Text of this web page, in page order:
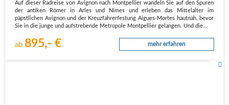
Auf dieser Radreise von Avignon nach Montpellier wandeln Sie auf den Spuren
der antiken Römer in Arles und Nîmes und erleben das Mittelalter im
päpstlichen Avignon und der Kreuzfahrerfestung Aigues-Mortes hautnah, bevor
Sie in die junge und aufstrebende Metropole Montpellier gelangen. Und die…
ab 895,- € mehr erfahren